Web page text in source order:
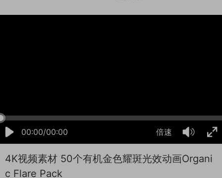
00:00/00:00 倍速
4K视频素材 50个有机金色耀斑光效动画Organi
c Flare Pack